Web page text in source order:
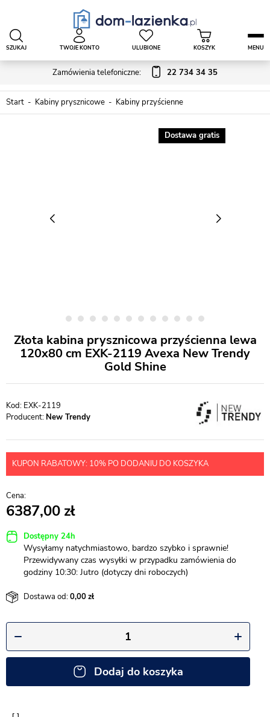
Zamówienia telefoniczne: 22 734 34 35
SZUKAJ TWOJE KONTO ULUBIONE KOSZYK MENU
Start Kabiny prysznicowe Kabiny przyścienne
Dostawa gratis
Złota kabina prysznicowa przyścienna lewa
120x80 cm EXK-2119 Avexa New Trendy
Gold Shine
EXK-2119
Producent: New Trendy
KUPON RABATOWY: 10% PO DODANIU DO KOSZYKA
6387,00
Dostępny 24h
Wysyłamy natychmiastowo, bardzo szybko i sprawnie!
Przewidywany czas wysyłki w przypadku zamówienia do
godziny 10:30: Jutro (dotyczy dni roboczych)
Dostawa od:0,00
Dodaj do koszyka